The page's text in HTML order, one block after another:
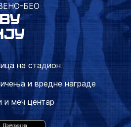
БЕО
на стадион
и вредне награде
и меч центар